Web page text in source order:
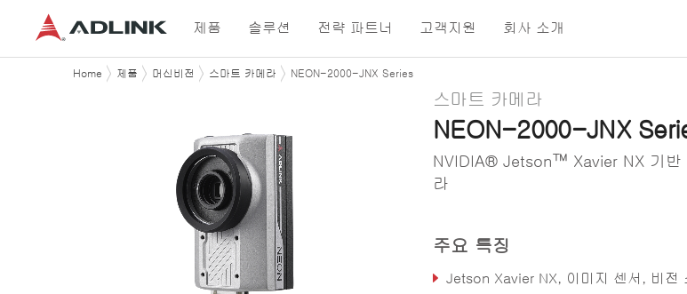
제품 솔루션 전략 파트너 고객지원 회사 소개
Home 제품 머신비전 스마트 카메라 NEON-2000-JNX Series
스마트 카메라
NEON-2000-JNX
NVIDIA® Jetson™ Xavier NX 기반
라
주요 특징
Jetson Xavier NX, 이미지 센서, 비전 소프트웨